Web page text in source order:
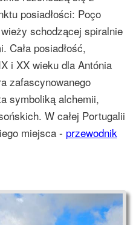
posiadłości: Poço
schodzącej spiralnie
Cała posiadłość,
i XX wieku dla Antónia
zafascynowanego
symboliką alchemii,
W całej Portugalii
miejsca - przewodnik